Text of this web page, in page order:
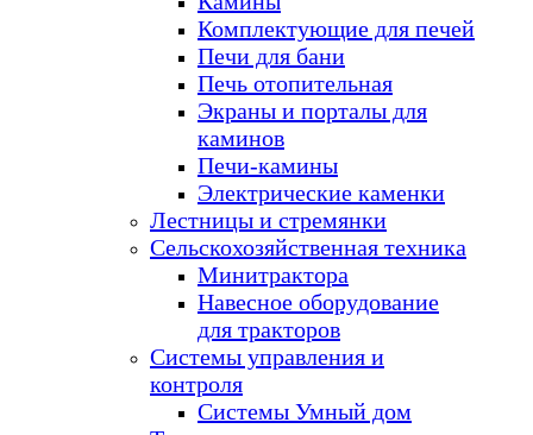
Комплектующие для печей
Печи для бани
Печь отопительная
Экраны и порталы для
каминов
Печи-камины
Электрические каменки
Лестницы и стремянки
Сельскохозяйственная техника
Минитрактора
Навесное оборудование
для тракторов
Системы управления и
контроля
Системы Умный дом